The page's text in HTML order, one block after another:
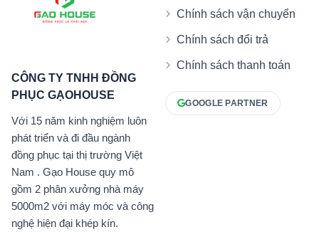
CÔNG TY TNHH ĐỒNG
PHỤC GẠOHOUSE
Với 15 năm kinh nghiệm luôn
phát triển và đi đầu ngành
đồng phục tại thị trường Việt
Nam . Gạo House quy mô
gồm 2 phân xưởng nhà máy
5000m2 với máy móc và công
nghệ hiện đại khép kín.
Chính sách vận chuyển
Chính sách đổi trả
Chính sách thanh toán
GOOGLE PARTNER